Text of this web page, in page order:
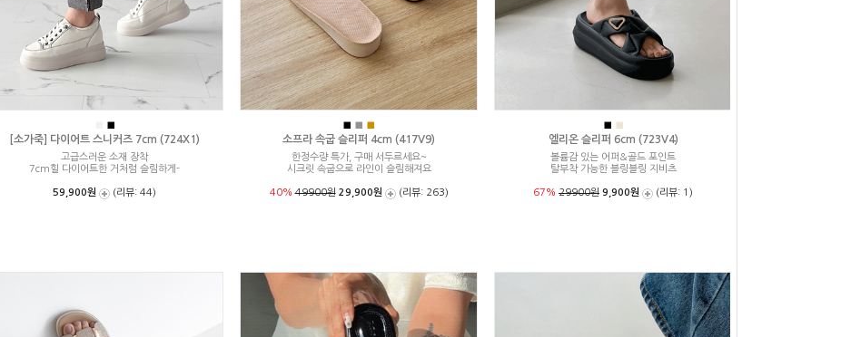
■
[소가죽] 다이어트 스니커즈 7cm (724X1)
고급스러운 소재 장착
7cm힐 다이어트한 거처럼 슬림하게-
59,900원 (리뷰: 44)
■ ■ ■
소프라 속굽 슬리퍼 4cm (417V9)
한정수량 특가, 구매 서두르세요~
시크릿 속굽으로 라인이 슬림해져요
40%49900원 29,900원 (리뷰: 263)
■
엘리온 슬리퍼 6cm (723V4)
볼륨감 있는 어퍼&골드 포인트
탈부착 가능한 블링블링 지비츠
67% 29900원 9,900원 (리뷰: 1)